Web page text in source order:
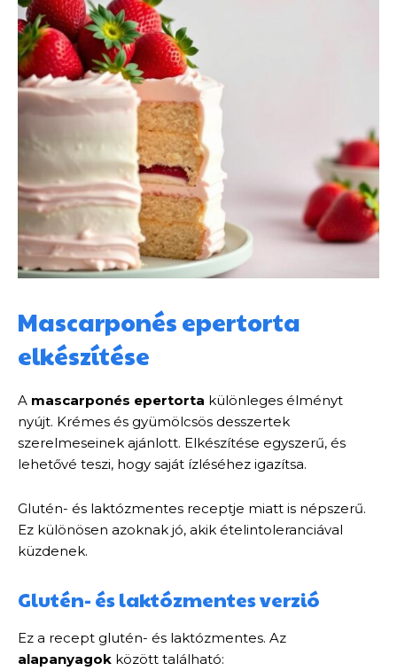
Mascarponés epertorta
elkészítése
A mascarponés epertorta különleges élményt
nyújt. Krémes és gyümölcsös desszertek
szerelmeseinek ajánlott. Elkészítése egyszerű, és
lehetővé teszi, hogy saját ízléséhez igazítsa.
Glutén- és laktózmentes receptje miatt is népszerű.
Ez különösen azoknak jó, akik ételintoleranciával
küzdenek.
Glutén- és laktózmentes verzió
Ez a recept glutén- és laktózmentes. Az
alapanyagok között található: